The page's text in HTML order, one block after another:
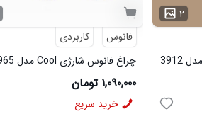
۲
فانوس
کاربردی
چراغ فانوس شارژی Cool مدل 3965
۱,۰۹۰,۰۰۰ تومان
خرید سریع